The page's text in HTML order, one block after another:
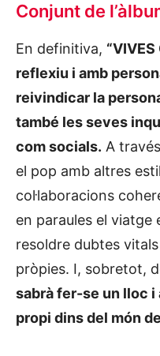
Conjunt de
En definitiva, “VIVES
reflexiu i amb
reivindicar la
també les seves
com socials. A
el pop amb altres
col·laboracions
en paraules el viatge
resoldre dubtes
pròpies. I, sobretot,
sabrà fer-se un lloc
propi dins del món